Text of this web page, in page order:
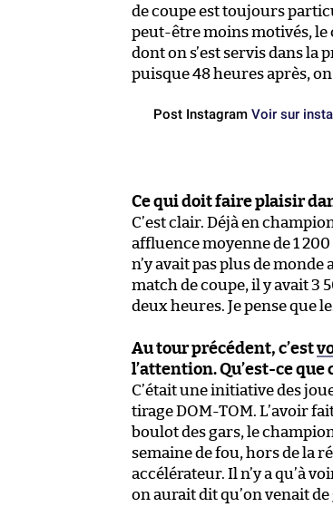
de coupe est toujours
peut-être moins motivés, le
dont on s’est servis dans la
puisque 48 heures après,
Post Instagram Voir sur
Ce qui doit faire plaisir
C’est clair. Déjà en
affluence moyenne de 1
n’y avait pas plus de
match de coupe, il y avait 3
deux heures. Je pense que
Au tour précédent, c’est
l’attention. Qu’est-ce que
C’était une initiative des
tirage DOM-TOM. L’avoir
boulot des gars, le
semaine de fou, hors de la
accélérateur. Il n’y a qu’à
on aurait dit qu’on venait de